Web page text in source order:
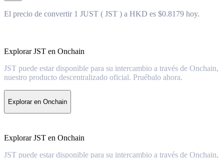
El precio de convertir 1 JUST ( JST ) a HKD es $0.8179 hoy.
Explorar JST en Onchain
JST puede estar disponible para su intercambio a través de Onchain,
nuestro producto descentralizado oficial. Pruébalo ahora.
Explorar en Onchain
Explorar JST en Onchain
JST puede estar disponible para su intercambio a través de Onchain,